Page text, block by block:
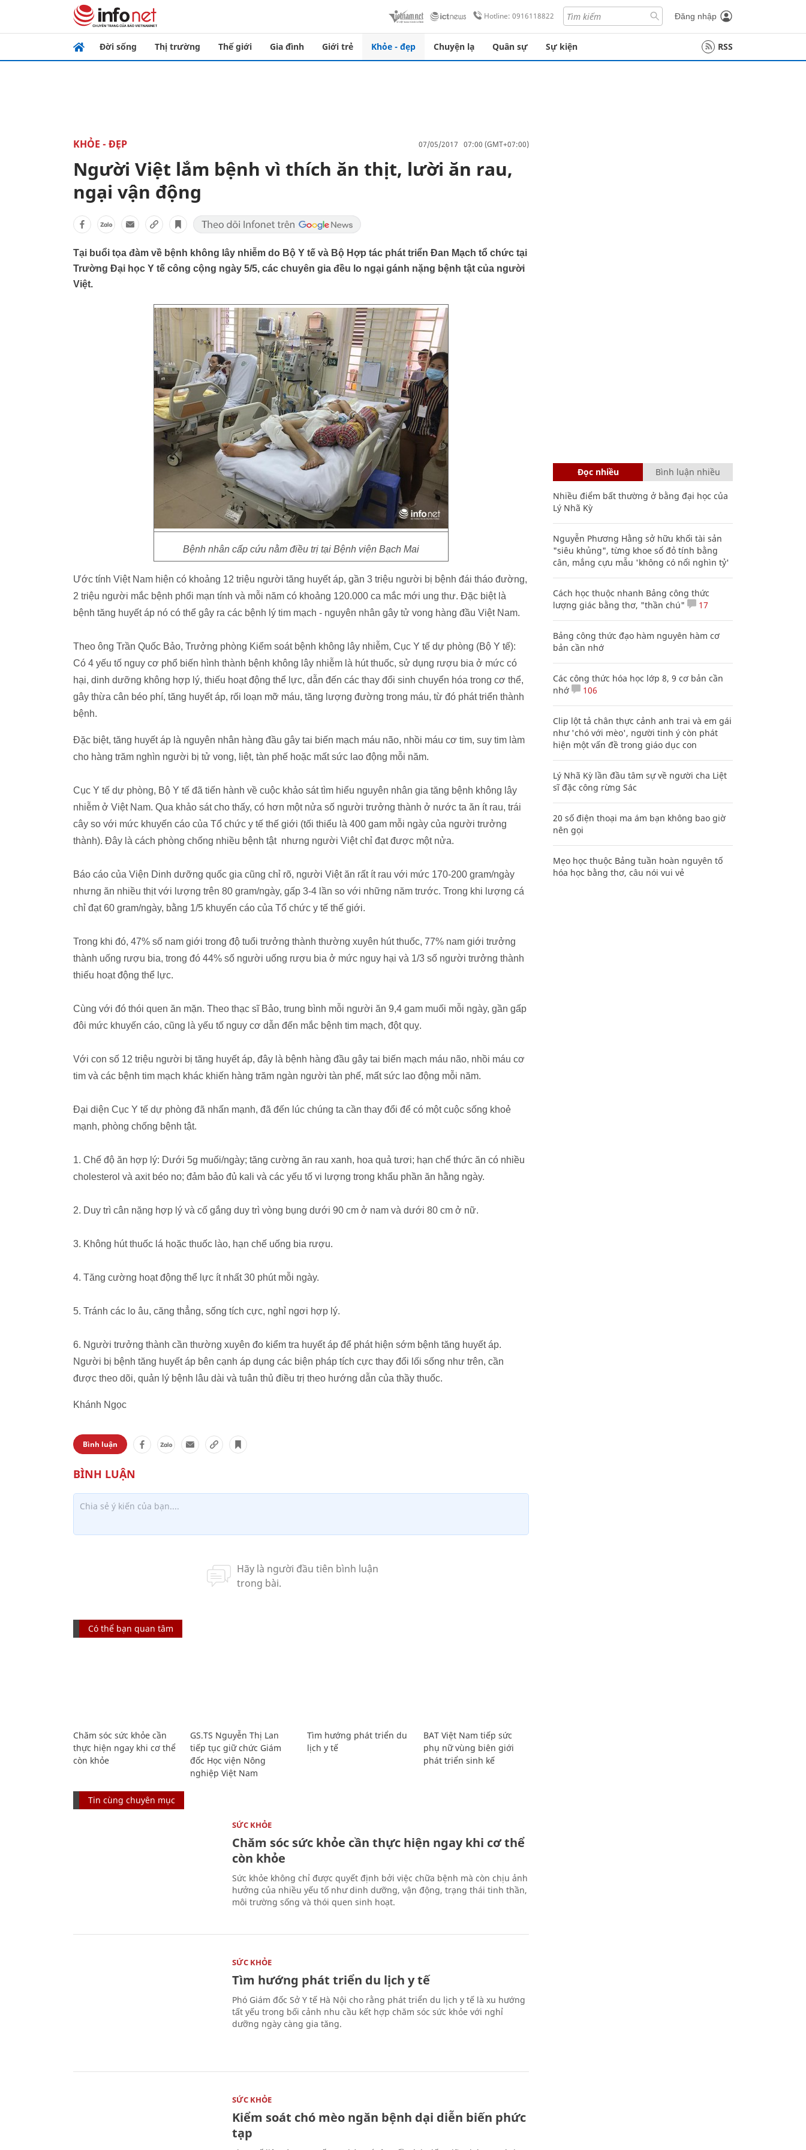
Hotline: 0916118822 Đăng nhập
Đời sống Thị trường Thế giới Gia đình Giới trẻ Khỏe - đẹp Chuyện lạ Quân sự Sự kiện RSS
KHỎE - ĐẸP 07/05/2017 07:00 (GMT+07:00)
Người Việt lắm bệnh vì thích ăn thịt, lười ăn rau,
ngại vận động
Tại buổi tọa đàm về bệnh không lây nhiễm do Bộ Y tế và Bộ Hợp tác phát triển Đan Mạch tổ chức tại
Trường Đại học Y tế công cộng ngày 5/5, các chuyên gia đều lo ngại gánh nặng bệnh tật của người
Việt.
Bệnh nhân cấp cứu nằm điều trị tại Bệnh viện Bạch Mai
Ước tính Việt Nam hiện có khoảng 12 triệu người tăng huyết áp, gần 3 triệu người bị bệnh đái tháo đường,
2 triệu người mắc bệnh phổi mạn tính và mỗi năm có khoảng 120.000 ca mắc mới ung thư. Đặc biệt là
bệnh tăng huyết áp nó có thể gây ra các bệnh lý tim mạch - nguyên nhân gây tử vong hàng đầu Việt Nam.
Theo ông Trần Quốc Bảo, Trưởng phòng Kiểm soát bệnh không lây nhiễm, Cục Y tế dự phòng (Bộ Y tế):
Có 4 yếu tố nguy cơ phổ biến hình thành bệnh không lây nhiễm là hút thuốc, sử dụng rượu bia ở mức có
hại, dinh dưỡng không hợp lý, thiếu hoạt động thể lực, dẫn đến các thay đổi sinh chuyển hóa trong cơ thể,
gây thừa cân béo phí, tăng huyết áp, rối loạn mỡ máu, tăng lượng đường trong máu, từ đó phát triển thành
bệnh.
Đặc biệt, tăng huyết áp là nguyên nhân hàng đầu gây tai biến mạch máu não, nhồi máu cơ tim, suy tim làm
cho hàng trăm nghìn người bị tử vong, liệt, tàn phế hoặc mất sức lao động mỗi năm.
Cục Y tế dự phòng, Bộ Y tế đã tiến hành về cuộc khảo sát tìm hiểu nguyên nhân gia tăng bệnh không lây
nhiễm ở Việt Nam. Qua khảo sát cho thấy, có hơn một nửa số người trưởng thành ở nước ta ăn ít rau, trái
cây so với mức khuyến cáo của Tổ chức y tế thế giới (tối thiểu là 400 gam mỗi ngày của người trưởng
thành). Đây là cách phòng chống nhiều bệnh tật nhưng người Việt chỉ đạt được một nửa.
Báo cáo của Viện Dinh dưỡng quốc gia cũng chỉ rõ, người Việt ăn rất ít rau với mức 170-200 gram/ngày
nhưng ăn nhiều thịt với lượng trên 80 gram/ngày, gấp 3-4 lần so với những năm trước. Trong khi lượng cá
chỉ đạt 60 gram/ngày, bằng 1/5 khuyến cáo của Tổ chức y tế thế giới.
Trong khi đó, 47% số nam giới trong độ tuổi trưởng thành thường xuyên hút thuốc, 77% nam giới trưởng
thành uống rượu bia, trong đó 44% số người uống rượu bia ở mức nguy hại và 1/3 số người trưởng thành
thiếu hoạt động thể lực.
Cùng với đó thói quen ăn mặn. Theo thạc sĩ Bảo, trung bình mỗi người ăn 9,4 gam muối mỗi ngày, gần gấp
đôi mức khuyến cáo, cũng là yếu tố nguy cơ dẫn đến mắc bệnh tim mạch, đột quỵ.
Với con số 12 triệu người bị tăng huyết áp, đây là bệnh hàng đầu gây tai biến mạch máu não, nhồi máu cơ
tim và các bệnh tim mạch khác khiến hàng trăm ngàn người tàn phế, mất sức lao động mỗi năm.
Đại diện Cục Y tế dự phòng đã nhấn mạnh, đã đến lúc chúng ta cần thay đổi để có một cuộc sống khoẻ
mạnh, phòng chống bệnh tật.
1. Chế độ ăn hợp lý: Dưới 5g muối/ngày; tăng cường ăn rau xanh, hoa quả tươi; hạn chế thức ăn có nhiều
cholesterol và axit béo no; đảm bảo đủ kali và các yếu tố vi lượng trong khẩu phần ăn hằng ngày.
2. Duy trì cân nặng hợp lý và cố gắng duy trì vòng bụng dưới 90 cm ở nam và dưới 80 cm ở nữ.
3. Không hút thuốc lá hoặc thuốc lào, hạn chế uống bia rượu.
4. Tăng cường hoạt động thể lực ít nhất 30 phút mỗi ngày.
5. Tránh các lo âu, căng thẳng, sống tích cực, nghỉ ngơi hợp lý.
6. Người trưởng thành cần thường xuyên đo kiểm tra huyết áp để phát hiện sớm bệnh tăng huyết áp.
Người bị bệnh tăng huyết áp bên cạnh áp dụng các biện pháp tích cực thay đổi lối sống như trên, cần
được theo dõi, quản lý bệnh lâu dài và tuân thủ điều trị theo hướng dẫn của thầy thuốc.
Khánh Ngọc
Bình luận
Có thể bạn quan tâm
Chăm sóc sức khỏe cần
thực hiện ngay khi cơ thể
còn khỏe
GS.TS Nguyễn Thị Lan
tiếp tục giữ chức Giám
đốc Học viện Nông
nghiệp Việt Nam
Tìm hướng phát triển du
lịch y tế
BAT Việt Nam tiếp sức
phụ nữ vùng biên giới
phát triển sinh kế
Tin cùng chuyên mục
SỨC KHỎE
Chăm sóc sức khỏe cần thực hiện ngay khi cơ thể
còn khỏe
Sức khỏe không chỉ được quyết định bởi việc chữa bệnh mà còn chịu ảnh
hưởng của nhiều yếu tố như dinh dưỡng, vận động, trạng thái tinh thần,
môi trường sống và thói quen sinh hoạt.
SỨC KHỎE
Tìm hướng phát triển du lịch y tế
Phó Giám đốc Sở Y tế Hà Nội cho rằng phát triển du lịch y tế là xu hướng
tất yếu trong bối cảnh nhu cầu kết hợp chăm sóc sức khỏe với nghỉ
dưỡng ngày càng gia tăng.
SỨC KHỎE
Kiểm soát chó mèo ngăn bệnh dại diễn biến phức
tạp
Đọc nhiều Bình luận nhiều
Nhiều điểm bất thường ở bằng đại học của
Lý Nhã Kỳ
Nguyễn Phương Hằng sở hữu khối tài sản
"siêu khủng", từng khoe sổ đỏ tính bằng
cân, mắng cựu mẫu 'không có nổi nghìn tỷ'
Cách học thuộc nhanh Bảng công thức
lượng giác bằng thơ, "thần chú"
17
Bảng công thức đạo hàm nguyên hàm cơ
bản cần nhớ
Các công thức hóa học lớp 8, 9 cơ bản cần
nhớ
106
Clip lột tả chân thực cảnh anh trai và em gái
như 'chó với mèo', người tinh ý còn phát
hiện một vấn đề trong giáo dục con
Lý Nhã Kỳ lần đầu tâm sự về người cha Liệt
sĩ đặc công rừng Sác
20 số điện thoại ma ám bạn không bao giờ
nên gọi
Mẹo học thuộc Bảng tuần hoàn nguyên tố
hóa học bằng thơ, câu nói vui vẻ